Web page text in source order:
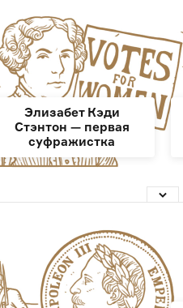
Элизабет Кэди
Стэнтон — первая
суфражистка